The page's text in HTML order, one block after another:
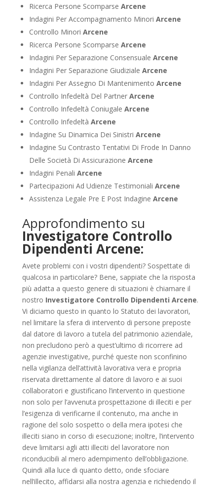
Ricerca Persone Scomparse Arcene
Indagini Per Accompagnamento Minori Arcene
Controllo Minori Arcene
Ricerca Persone Scomparse Arcene
Indagini Per Separazione Consensuale Arcene
Indagini Per Separazione Giudiziale Arcene
Indagini Per Assegno Di Mantenimento Arcene
Controllo Infedeltà Del Partner Arcene
Controllo Infedeltà Coniugale Arcene
Controllo Infedeltà Arcene
Indagine Su Dinamica Dei Sinistri Arcene
Indagine Su Contrasto Tentativi Di Frode In Danno
Delle Società Di Assicurazione Arcene
Indagini Penali Arcene
Partecipazioni Ad Udienze Testimoniali Arcene
Assistenza Legale Pre E Post Indagine Arcene
Approfondimento su
Investigatore Controllo
Dipendenti Arcene:
Avete problemi con i vostri dipendenti? Sospettate di
qualcosa in particolare? Bene, sappiate che la risposta
più adatta a questo genere di situazioni è chiamare il
nostro Investigatore Controllo Dipendenti Arcene.
Vi diciamo questo in quanto lo Statuto dei lavoratori,
nel limitare la sfera di intervento di persone preposte
dal datore di lavoro a tutela del patrimonio aziendale,
non precludono però a quest’ultimo di ricorrere ad
agenzie investigative, purché queste non sconfinino
nella vigilanza dell’attività lavorativa vera e propria
riservata direttamente al datore di lavoro e ai suoi
collaboratori e giustificano l’intervento in questione
non solo per l’avvenuta prospettazione di illeciti e per
l’esigenza di verificarne il contenuto, ma anche in
ragione del solo sospetto o della mera ipotesi che
illeciti siano in corso di esecuzione; inoltre, l’intervento
deve limitarsi agli atti illeciti del lavoratore non
riconducibili al mero adempimento dell’obbligazione.
Quindi alla luce di quanto detto, onde sfociare
nell’illecito, affidarsi alla nostra agenzia e richiedendo il